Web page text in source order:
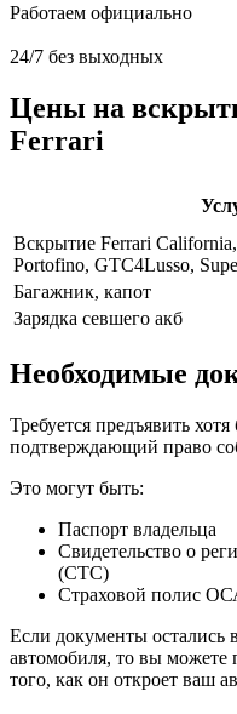
Работаем официально
24/7 без выходных
Цены на
Ferrari
Вскрытие Ferrari
Portofino, GTC4Lusso,
Багажник, капот
Зарядка севшего акб
Необходимые
Требуется предъявить
подтверждающий право
Это могут быть:
Паспорт владельца
Свидетельство о
(СТС)
Страховой полис
Если документы остались
автомобиля, то вы можете
того, как он откроет ваш